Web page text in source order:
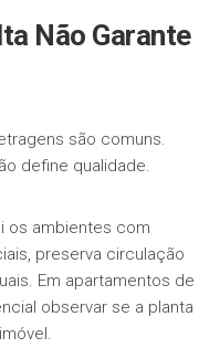
Não Garante
são comuns.
define qualidade.
os ambientes com
preserva circulação
Em apartamentos de
observar se a planta